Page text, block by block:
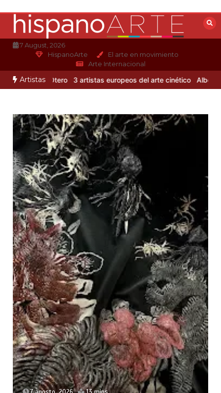
contenido
7 August, 2026
HispanoArte
El arte en movimiento
Arte Internacional
Artistas
Alejandro Otero 3 artistas europeos del arte cinético Albert